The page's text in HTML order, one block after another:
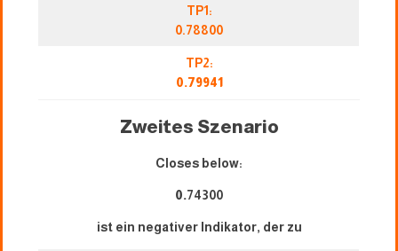
TP1:
0.78800
TP2:
0.79941
Zweites Szenario
Closes below:
0.74300
ist ein negativer Indikator, der zu